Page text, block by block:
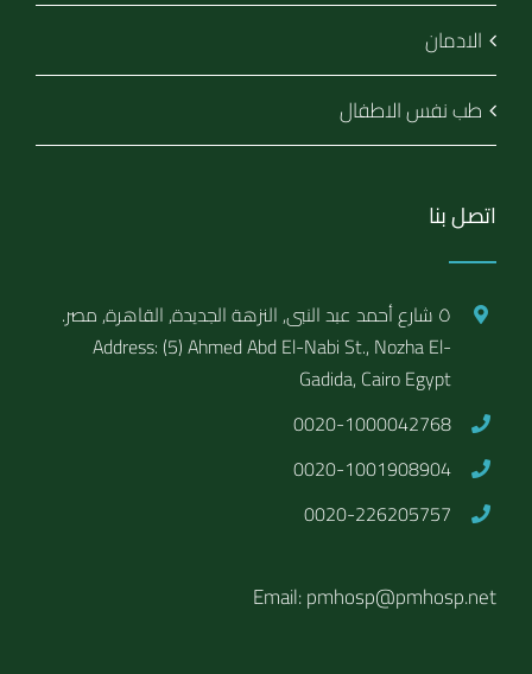
الادمان
طب نفس الاطفال
اتصل بنا
٥ شارع أحمد عبد النبى, النزهة الجديدة, القاهرة, مصر.
Address: (5) Ahmed Abd El-Nabi St., Nozha El-
Gadida, Cairo Egypt
0020-1000042768
0020-1001908904
0020-226205757
Email: pmhosp@pmhosp.net